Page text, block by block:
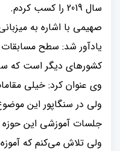
سال 2019 را کسب کردم.
صهیمی با اشاره به
یادآور شد: سطح مسابقات
کشورهای دیگر است که
وی عنوان کرد: خیلی
ولی در سنگاپور این
جلسات آموزشی این حوزه
ولی تلاش می‌کنم که